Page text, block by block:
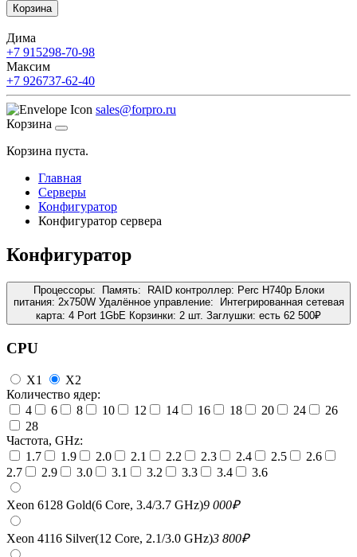
Корзина
Дима
+7 915298-70-98
Максим
+7 926737-62-40
sales@forpro.ru
Корзина
Корзина пуста.
Главная
Серверы
Конфигуратор
Конфигуратор сервера
Конфигуратор
Процессоры: Память: RAID контроллер: Perc H740p Блоки
питания: 2x750W Удалённое управление:
Интегрированная сетевая
карта: 4 Port 1GbE Корзинки: 2 шт. Заглушки: есть 62 500₽
CPU
X1
X2
Количество ядер:
4
6 8 10 12 14 16 18 20 24
26
28
Частота, GHz:
1.7
1.9 2.0 2.1 2.2 2.3 2.4 2.5
2.6
2.7
2.9 3.0 3.1 3.2 3.3 3.4 3.6
Xeon 6128 Gold(6 Core, 3.4/3.7 GHz)9 000₽
Xeon 4116 Silver(12 Core, 2.1/3.0 GHz)3 800₽